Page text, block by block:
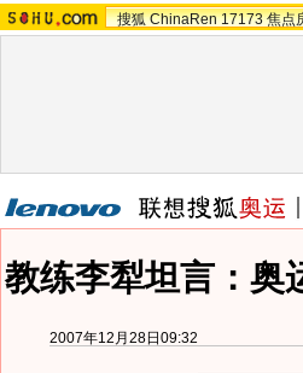
搜狐 ChinaRen 17173 焦点
教练李犁坦言：奥
2007年12月28日09:32